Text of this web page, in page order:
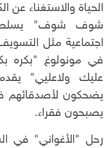
الحياة والاستغناء
شوف شوف" يسلط
اجتماعية مثل
في مونولوغ "بكره
عليك ولاعليي"
يضحكون لأصدقائهم
يصبحون فقراء.